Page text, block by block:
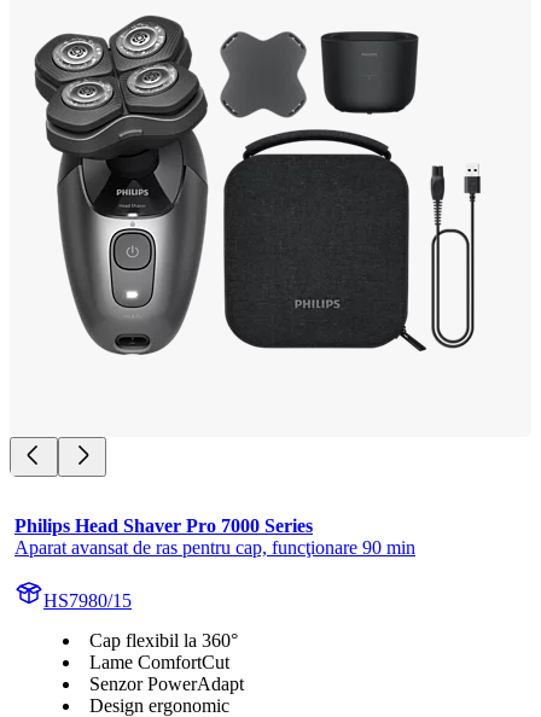
Philips Head Shaver Pro 7000 Series
Aparat avansat de ras pentru cap, funcţionare 90 min
HS7980/15
Cap flexibil la 360°
Lame ComfortCut
Senzor PowerAdapt
Design ergonomic